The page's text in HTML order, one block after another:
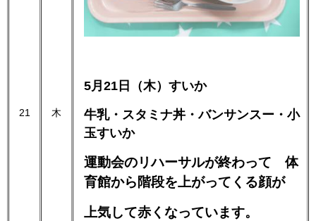
21 木
5月21日（木）すいか
牛乳・スタミナ丼・バンサンスー・小
玉すいか
運動会のリハーサルが終わって 体
育館から階段を上がってくる顔が
上気して赤くなっています。